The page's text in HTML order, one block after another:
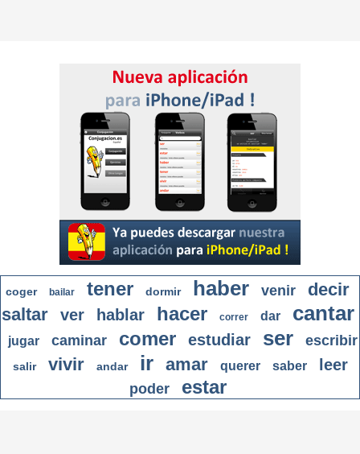
coger bailar tener dormir haber venir
decir
saltar
ver hablar hacer correr dar cantar
jugar caminar comer estudiar ser escribir
salir vivir andar ir amar querer saber leer
poder estar